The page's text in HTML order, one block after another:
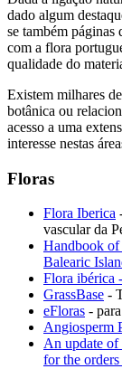
dado algum
se também páginas
com a flora
qualidade do
Existem milhares
botânica ou
acesso a uma
interesse nestas
Floras
Flora Iberica
vascular da
Handbook of
Balearic
Flora ibérica
GrassBase -
eFloras -
Angiosperm
An update
for the